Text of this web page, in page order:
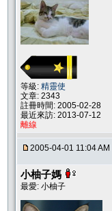
等級: 精靈使
文章: 2343
註冊時間: 2005-02-28
最近來訪: 2013-07-12
離線
2005-04-01 11:04 AM
小柚子媽
最愛: 小柚子